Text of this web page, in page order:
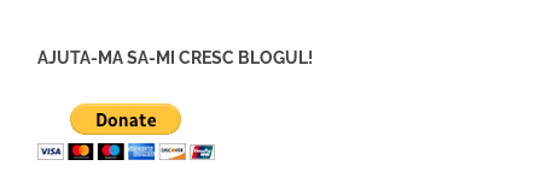
AJUTA-MA SA-MI CRESC BLOGUL!